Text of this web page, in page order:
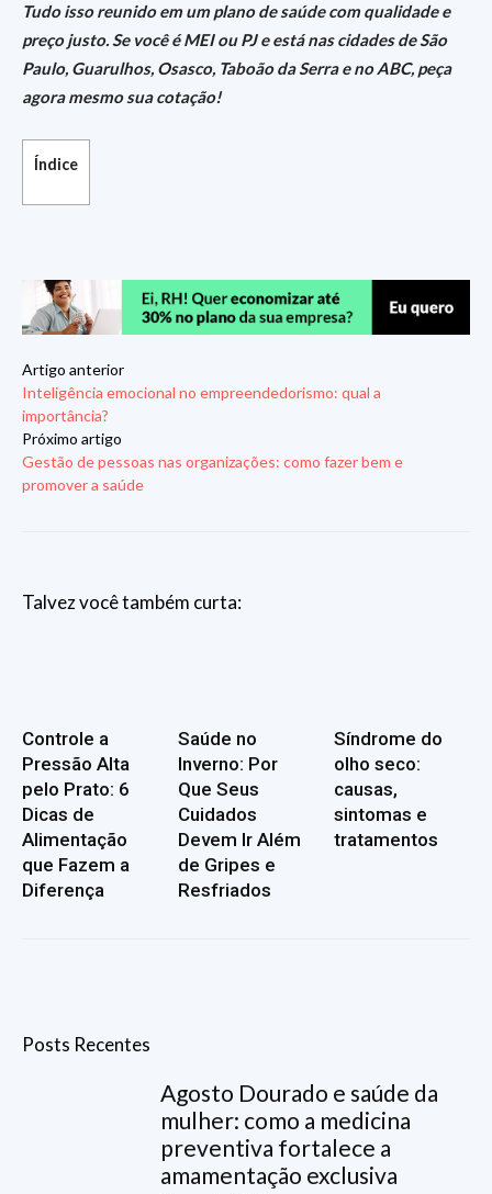
Tudo isso reunido em um plano de saúde com qualidade e
preço justo.Se você é MEI ou PJ e está nas cidades de São
Paulo, Guarulhos, Osasco, Taboão da Serra e no ABC, peça
agora mesmo sua cotação!
Índice
Artigo anterior
Inteligência emocional no empreendedorismo: qual a
importância?
Próximo artigo
Gestão de pessoas nas organizações: como fazer bem e
promover a saúde
Talvez você também curta:
Controle a
Pressão Alta
pelo Prato: 6
Dicas de
Alimentação
que Fazem a
Diferença
Saúde no
Inverno: Por
Que Seus
Cuidados
Devem Ir Além
de Gripes e
Resfriados
Síndrome do
olho seco:
causas,
sintomas e
tratamentos
Posts Recentes
Agosto Dourado e saúde da
mulher: como a medicina
preventiva fortalece a
amamentação exclusiva